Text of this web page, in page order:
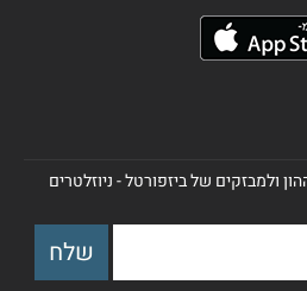
ולמבזקים של ביזפורטל - ניוזלטרים